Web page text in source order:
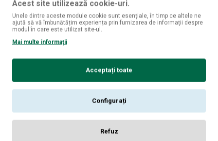
ADAUGĂ ÎN COŞ ADAUGĂ ÎN COŞ
Acest site utilizează cookie-uri.
Unele dintre aceste module cookie sunt esențiale, în timp ce altele ne
ajută să vă îmbunătățim experiența prin furnizarea de informații despre
modul în care este utilizat site-ul.
Mai multe informații
Acceptați toate
Configurați
Refuz